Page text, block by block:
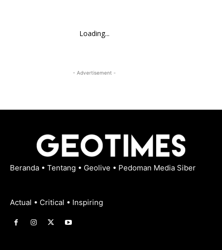
Loading...
- Advertisement -
Beranda • Tentang • Geolive • Pedoman Media Siber
Actual • Critical • Inspiring